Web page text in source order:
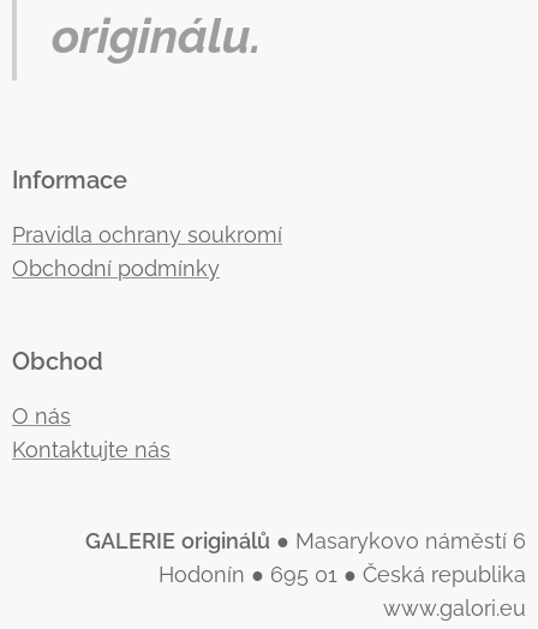
originálu.
Informace
Pravidla ochrany soukromí
Obchodní podmínky
Obchod
O nás
Kontaktujte nás
GALERIE originálů ● Masarykovo náměstí 6
Hodonín ● 695 01 ● Česká republika
www.galori.eu